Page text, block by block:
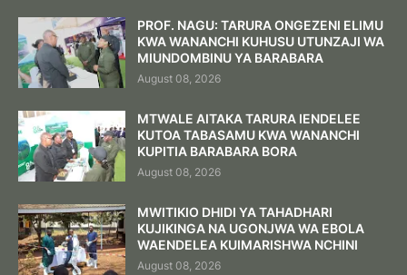
PROF. NAGU: TARURA ONGEZENI ELIMU
KWA WANANCHI KUHUSU UTUNZAJI WA
MIUNDOMBINU YA BARABARA ‎
August 08, 2026
MTWALE AITAKA TARURA IENDELEE
KUTOA TABASAMU KWA WANANCHI
KUPITIA BARABARA BORA ‎
August 08, 2026
MWITIKIO DHIDI YA TAHADHARI
KUJIKINGA NA UGONJWA WA EBOLA
WAENDELEA KUIMARISHWA NCHINI
August 08, 2026